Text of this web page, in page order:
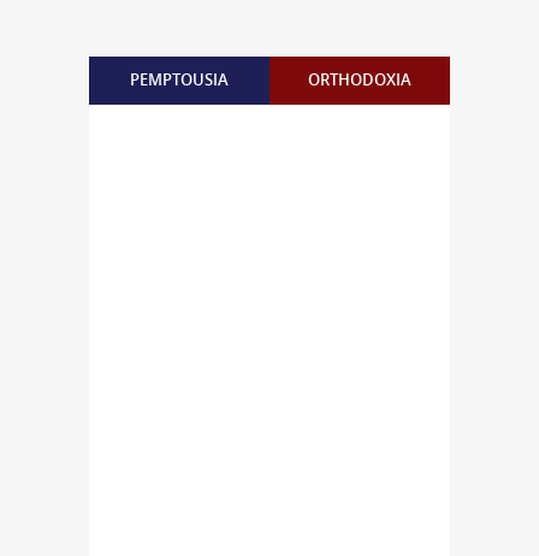
PEMPTOUSIA ORTHODOXIA